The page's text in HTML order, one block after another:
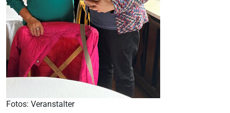
Fotos: Veranstalter